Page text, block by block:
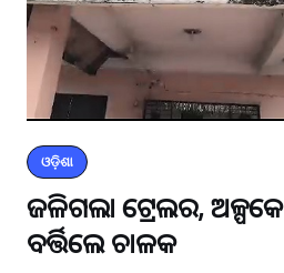
ଓଡ଼ିଶା
ଜଳିଗଲା ଟ୍ରେଲର, ଅଳ୍ପକେ
ବର୍ତ୍ତିଲେ ଚାଳକ